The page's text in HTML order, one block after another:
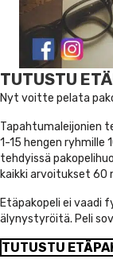
TUTUSTU
Nyt voitte pelata
Tapahtumaleijonien
1-15 hengen ryhmille
tehdyissä
kaikki arvoitukset 60
Etäpakopeli ei vaadi
älynystyröitä. Peli
TUTUSTU